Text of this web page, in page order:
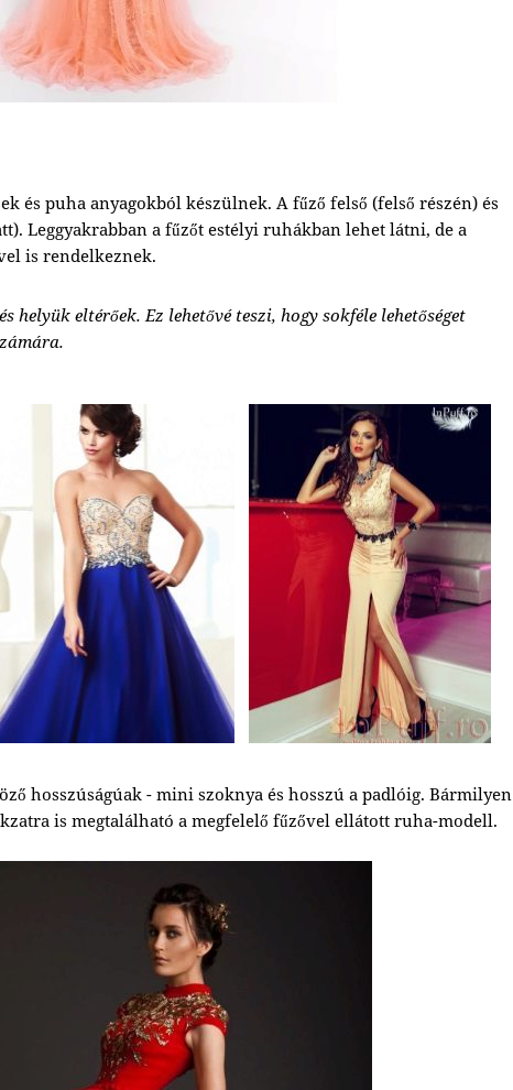
és puha anyagokból készülnek. A fűző felső (felső részén) és
Leggyakrabban a fűzőt estélyi ruhákban lehet látni, de a
is rendelkeznek.
helyük eltérőek. Ez lehetővé teszi, hogy sokféle lehetőséget
hosszúságúak - mini szoknya és hosszú a padlóig. Bármilyen
is megtalálható a megfelelő fűzővel ellátott ruha-modell.